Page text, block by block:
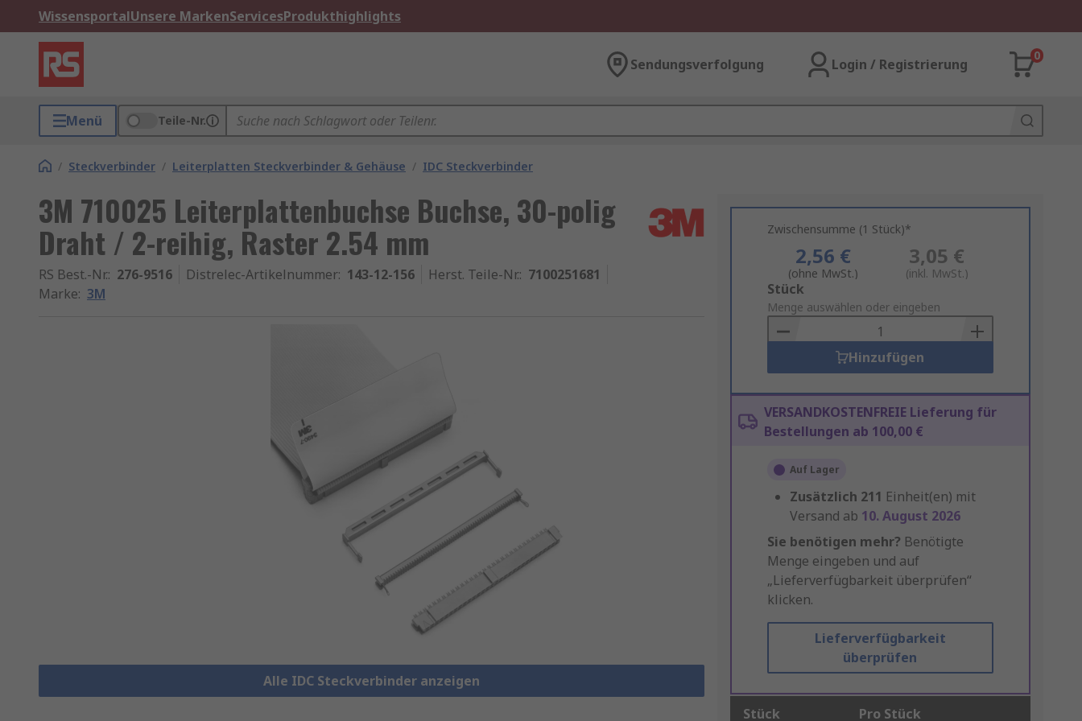
WissensportalUnsere MarkenServicesProdukthighlights
Sendungsverfolgung Login / Registrierung
0
Menü Teile-Nr.
/ Steckverbinder / Leiterplatten Steckverbinder & Gehäuse / IDC Steckverbinder
3M 710025 Leiterplattenbuchse Buchse, 30-polig
Draht / 2-reihig, Raster 2.54 mm
RS Best.-Nr.: 276-9516 Distrelec-Artikelnummer: 143-12-156 Herst. Teile-Nr.: 7100251681
Marke: 3M
Alle IDC Steckverbinder anzeigen
Zwischensumme (1 Stück)*
2,56 €
(ohne MwSt.)
3,05 €
(inkl. MwSt.)
Add
to
Basket
Stück
Menge auswählen oder eingeben
Hinzufügen
VERSANDKOSTENFREIE Lieferung für
Bestellungen ab 100,00 €
Auf Lager
Zusätzlich 211 Einheit(en) mit
Versand ab 10. August 2026
Sie benötigen mehr? Benötigte
Menge eingeben und auf
„Lieferverfügbarkeit überprüfen“
klicken.
Lieferverfügbarkeit
überprüfen
Stück Pro Stück